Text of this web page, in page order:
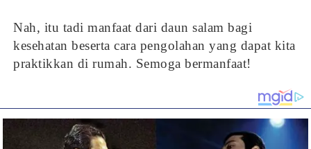
Nah, itu tadi manfaat dari daun salam bagi
kesehatan beserta cara pengolahan yang dapat kita
praktikkan di rumah. Semoga bermanfaat!